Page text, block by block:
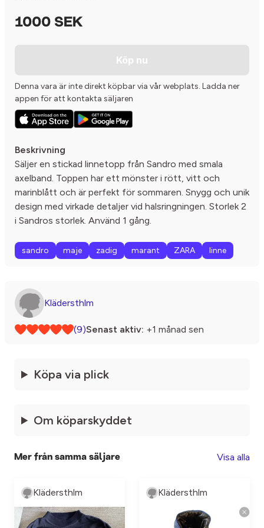
1000 SEK
Köp nu
Denna vara är inte direkt köpbar via vår webplats. Ladda ner
appen för att kontakta säljaren
Beskrivning
Säljer en stickad linnetopp från Sandro med smala
axelband. Toppen har ett mönster i rött, vitt och
marinblått och är perfekt för sommaren. Snygg och unik
design med virkade detaljer vid halsringningen. Storlek 2
i Sandros storlek. Använd 1 gång.
sandro maje zadig marant ZARA linne
Klädersthlm
(9)Senast aktiv: +1 månad sen
Köpa via plick
Om köparskyddet
Mer från samma säljare Visa alla
Klädersthlm Klädersthlm